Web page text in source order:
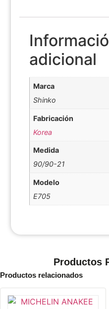
adicional
Marca
Shinko
Fabricación
Korea
Medida
90/90-21
Modelo
E705
Productos
Productos relacionados